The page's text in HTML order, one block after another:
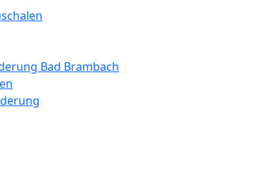
Bad Brambach